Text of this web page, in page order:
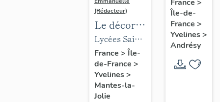
(Rédacteur)
Le décor
des lycées
de Mantes
Lycées Saint-
Exupéry et
Jean Rostand
France > Île-
de-France >
Yvelines>
Mantes-la-
Jolie
l'église
Saint-
Germain-
de-
Paris
Saint-
Germain
France >
Île-de-
France >
Yvelines>
Andrésy